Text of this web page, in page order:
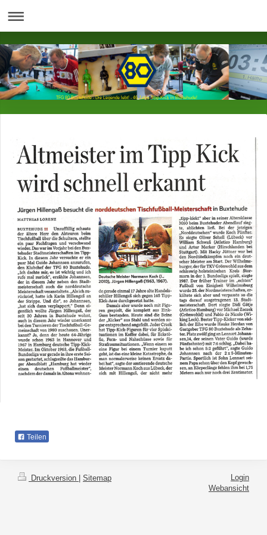
TFG 80 Buxtehude - Die Legende lebt! - 46 Jahre Tipp-Kick in Buxtehude!
Teilen
Druckversion Sitemap
Login
Webansicht